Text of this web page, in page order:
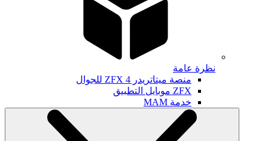
نظرة عامة
منصة ميتاتريدر ZFX 4 للجوال
ZFX موبايل التطبيق
خدمة MAM